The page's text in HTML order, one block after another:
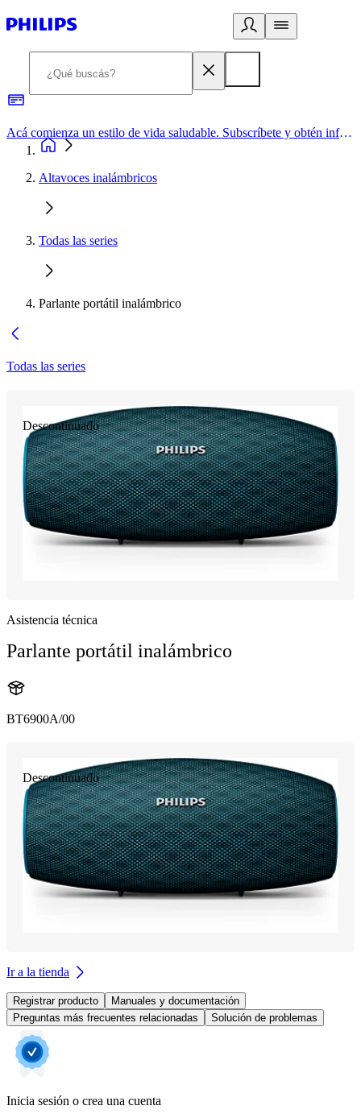
Acá comienza un estilo de vida saludable. Subscríbete y obtén información de primera mano
Altavoces inalámbricos
Todas las series
Parlante portátil inalámbrico
Todas las series
Descontinuado
Asistencia técnica
Parlante portátil inalámbrico
BT6900A/00
Descontinuado
Ir a la tienda
Registrar producto
Manuales y documentación
Preguntas más frecuentes relacionadas
Solución de problemas
Inicia sesión o crea una cuenta